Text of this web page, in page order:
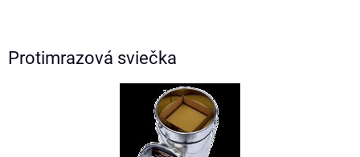
Protimrazová sviečka